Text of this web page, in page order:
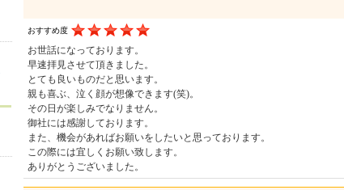
おすすめ度
お世話になっております。
早速拝見させて頂きました。
とても良いものだと思います。
親も喜ぶ、泣く顔が想像できます(笑)。
その日が楽しみでなりません。
御社には感謝しております。
また、機会があればお願いをしたいと思っております。
この際には宜しくお願い致します。
ありがとうございました。